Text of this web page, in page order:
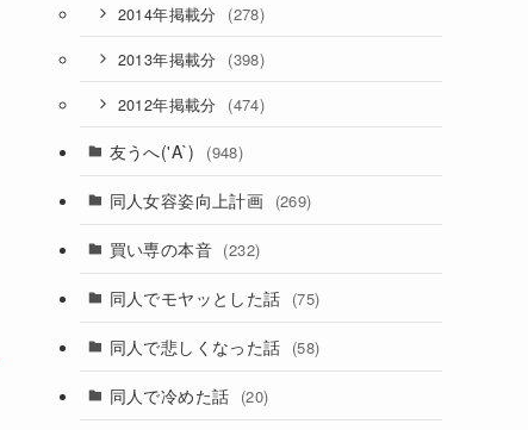
2014年掲載分 (278)
2013年掲載分 (398)
2012年掲載分 (474)
友うへ('A`) (948)
同人女容姿向上計画 (269)
買い専の本音 (232)
同人でモヤッとした話 (75)
同人で悲しくなった話 (58)
同人で冷めた話 (20)